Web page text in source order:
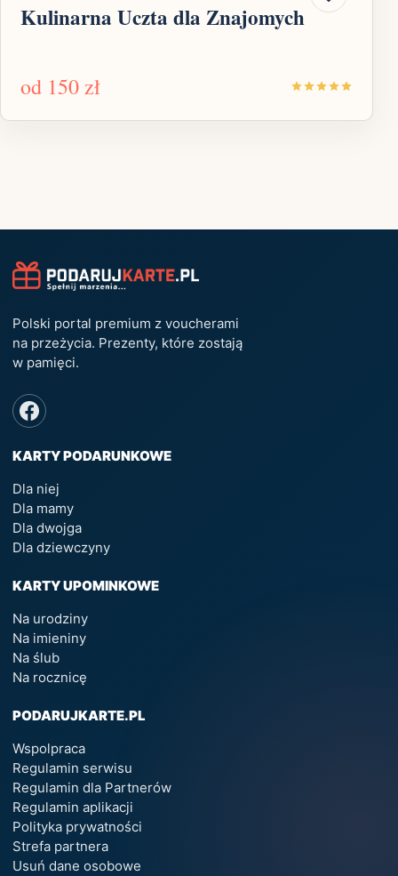
Kulinarna Uczta dla Znajomych
od 150 zł
Polski portal premium z voucherami
na przeżycia. Prezenty, które zostają
w pamięci.
KARTY PODARUNKOWE
Dla niej
Dla mamy
Dla dwojga
Dla dziewczyny
KARTY UPOMINKOWE
Na urodziny
Na imieniny
Na ślub
Na rocznicę
PODARUJKARTE.PL
Wspolpraca
Regulamin serwisu
Regulamin dla Partnerów
Regulamin aplikacji
Polityka prywatności
Strefa partnera
Usuń dane osobowe